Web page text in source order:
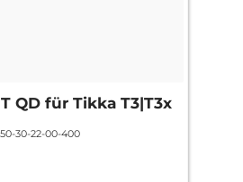
QD für Tikka T3|T3x
= (+6mm)
50-30-22-00-400